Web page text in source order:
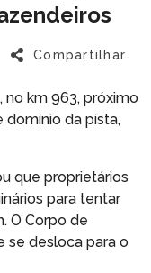
Compartilhar
no km 963, próximo
domínio da pista,
que proprietários
para tentar
O Corpo de
se desloca para o